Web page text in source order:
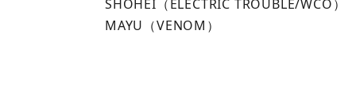
SHOHEI（ELECTRIC TROUBLE/WCO）
MAYU（VENOM）